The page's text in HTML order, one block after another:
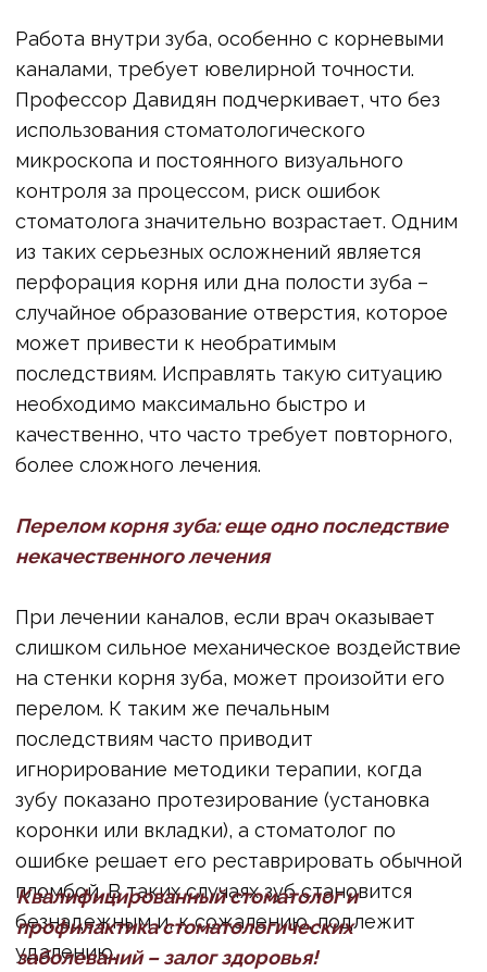
Режим работы:
ежедневно
Адрес: ул. Шаболовка, 23/1
Телефон: +7 495 988-83-35
ДРУГИЕ НОВОСТИ